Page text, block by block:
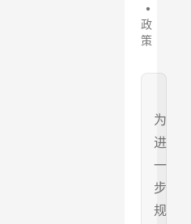
•
政
策
为
进
一
步
规